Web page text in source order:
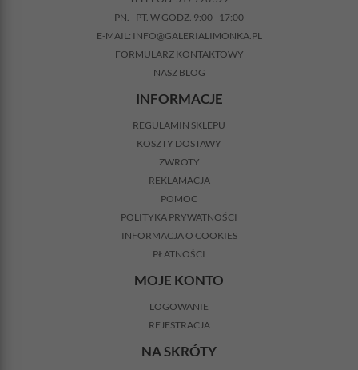
PN. - PT. W GODZ. 9:00 - 17:00
E-MAIL: INFO@GALERIALIMONKA.PL
FORMULARZ KONTAKTOWY
NASZ BLOG
INFORMACJE
REGULAMIN SKLEPU
KOSZTY DOSTAWY
ZWROTY
REKLAMACJA
POMOC
POLITYKA PRYWATNOŚCI
INFORMACJA O COOKIES
PŁATNOŚCI
MOJE KONTO
LOGOWANIE
REJESTRACJA
NA SKRÓTY